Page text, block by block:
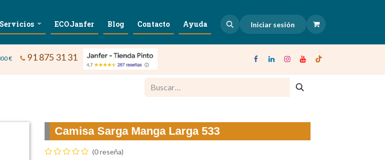
Servicios ECOJanfer Blog Contacto Ayuda Iniciar sesión
€ 91 875 31 31
Camisa Sarga Manga Larga 533
(0 reseña)